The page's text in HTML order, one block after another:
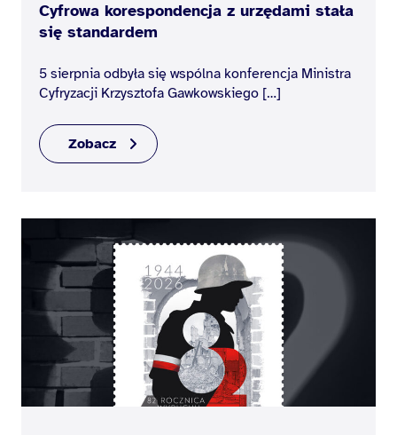
Cyfrowa korespondencja z urzędami stała
się standardem
5 sierpnia odbyła się wspólna konferencja Ministra
Cyfryzacji Krzysztofa Gawkowskiego […]
Zobacz